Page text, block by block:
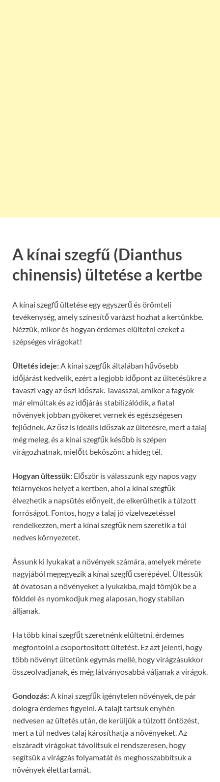
A kínai szegfű (Dianthus
chinensis) ültetése a kertbe
A kínai szegfű ültetése egy egyszerű és örömteli
tevékenység, amely színesítő varázst hozhat a kertünkbe.
Nézzük, mikor és hogyan érdemes elültetni ezeket a
szépséges virágokat!
Ültetés ideje:A kínai szegfűk általában hűvösebb
időjárást kedvelik, ezért a legjobb időpont az ültetésükre a
tavaszi vagy az őszi időszak. Tavasszal, amikor a fagyok
már elmúltak és az időjárás stabilizálódik, a fiatal
növények jobban gyökeret vernek és egészségesen
fejlődnek. Az ősz is ideális időszak az ültetésre, mert a talaj
még meleg, és a kínai szegfűk később is szépen
virágozhatnak, mielőtt beköszönt a hideg tél.
Hogyan ültessük: Először is válasszunk egy napos vagy
félárnyékos helyet a kertben, ahol a kínai szegfűk
élvezhetik a napsütés előnyeit, de elkerülhetik a túlzott
forróságot. Fontos, hogy a talaj jó vízelvezetéssel
rendelkezzen, mert a kínai szegfűk nem szeretik a túl
nedves környezetet.
Ássunk ki lyukakat a növények számára, amelyek mérete
nagyjából megegyezik a kínai szegfű cserépével. Ültessük
át óvatosan a növényeket a lyukakba, majd tömjük be a
földdel és nyomkodjuk meg alaposan, hogy stabilan
álljanak.
Ha több kínai szegfűt szeretnénk elültetni, érdemes
megfontolni a csoportosított ültetést. Ez azt jelenti, hogy
több növényt ültetünk egymás mellé, hogy virágzásukkor
összeolvadjanak, és még látványosabbá váljanak a virágok.
Gondozás:A kínai szegfűk igénytelen növények, de pár
dologra érdemes figyelni. A talajt tartsuk enyhén
nedvesen az ültetés után, de kerüljük a túlzott öntözést,
mert a túl nedves talaj károsíthatja a növényeket. Az
elszáradt virágokat távolítsuk el rendszeresen, hogy
segítsük a virágzás folyamatát és meghosszabbítsuk a
növények élettartamát.